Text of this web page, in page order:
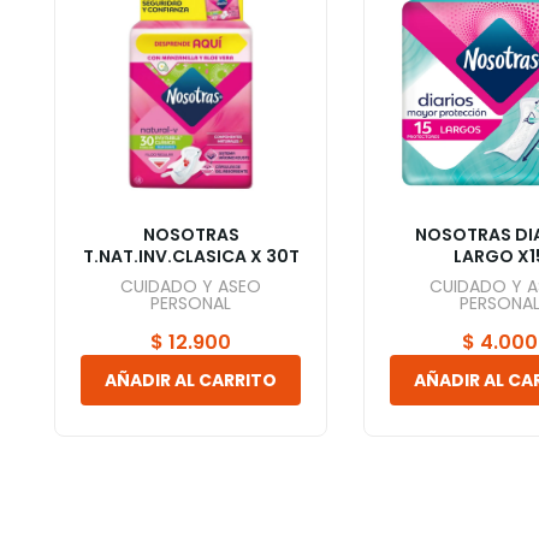
NOSOTRAS
T.NAT.INV.CLASICA X 30T
CUIDADO Y ASEO
PERSONAL
$ 12.900
AÑADIR AL CARRITO
NOSOTRAS
LARGO
CUIDADO Y
PERSONAL
$ 4.000
AÑADIR AL